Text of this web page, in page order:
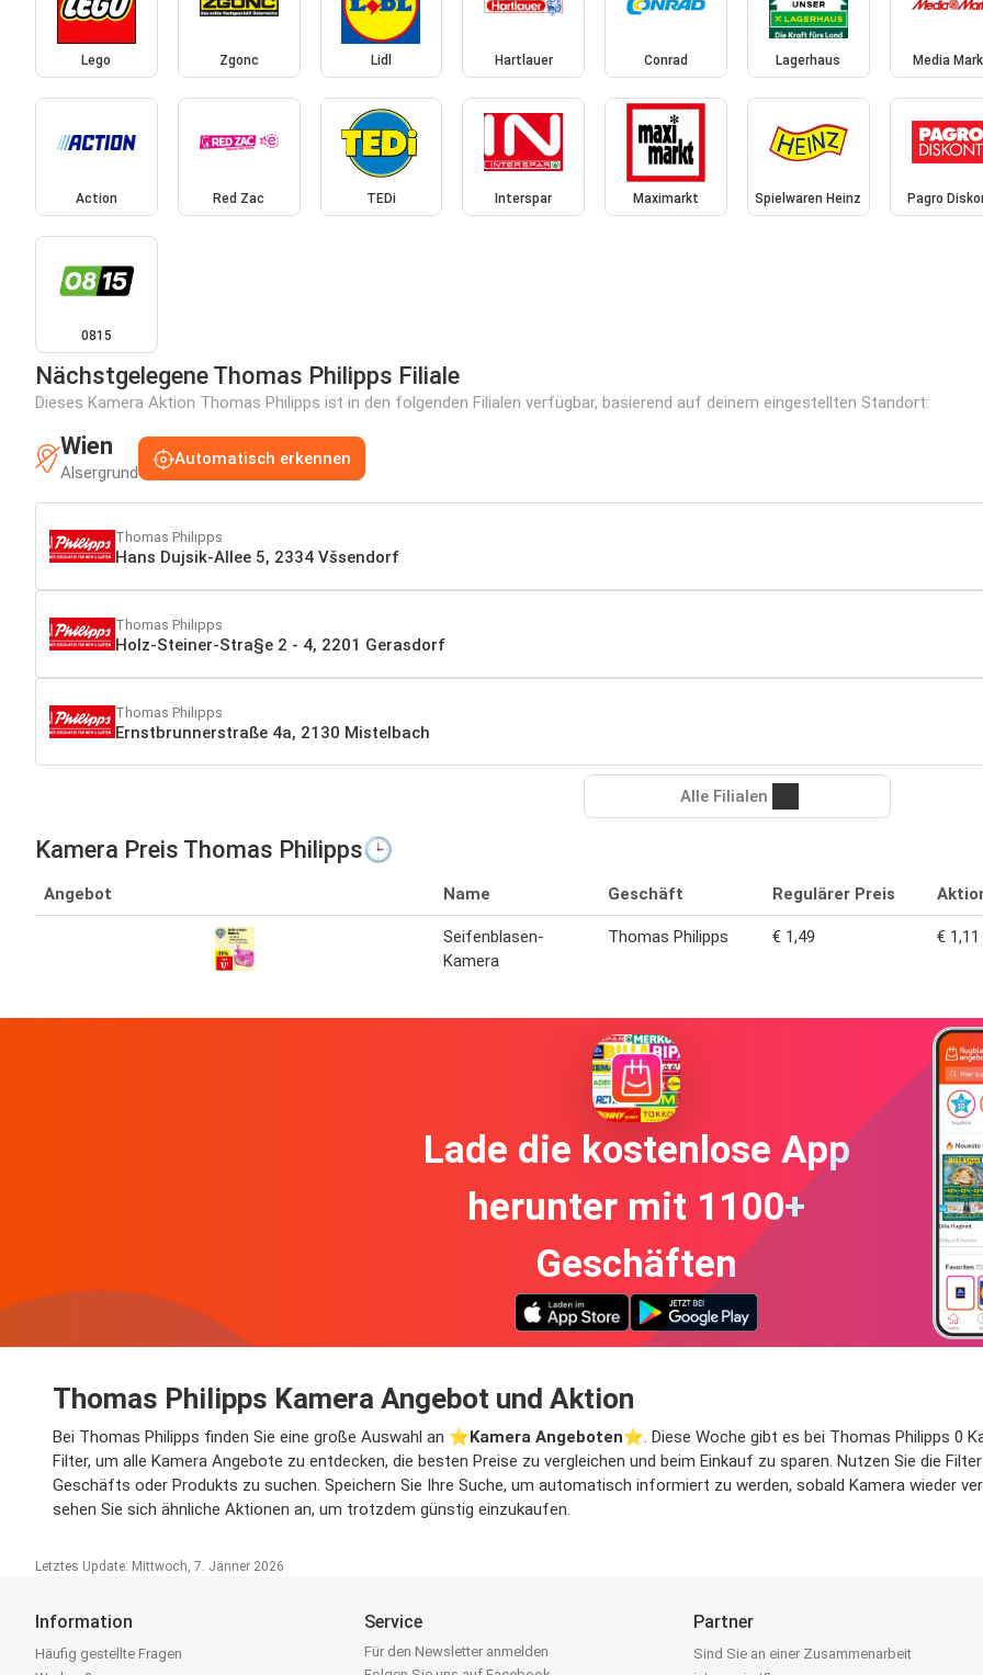
Lego Zgonc Lidl Hartlauer Conrad Lagerhaus Media
Action Red Zac TEDi Interspar Maximarkt Spielwaren Heinz Pagro
0815
Nächstgelegene Thomas Philipps Filiale
Dieses Kamera Aktion Thomas Philipps ist in den folgenden Filialen verfügbar, basierend auf deinem eingestellten Standort:
Wien
Alsergrund
Automatisch erkennen
Thomas Philipps
Hans Dujsik-Allee 5, 2334 Všsendorf
Thomas Philipps
Holz-Steiner-Stra§e 2 - 4, 2201 Gerasdorf
Thomas Philipps
Ernstbrunnerstraße 4a, 2130 Mistelbach
Alle Filialen
Kamera Preis Thomas Philipps🕒
Angebot Name Geschäft Regulärer Preis
Seifenblasen-
Kamera
Thomas Philipps € 1,49 € 1,11
Lade die kostenlose App
herunter mit 1100+
Geschäften
Thomas Philipps Kamera Angebot und Aktion
Bei Thomas Philipps finden Sie eine große Auswahl an ⭐️Kamera Angeboten⭐️. Diese Woche gibt es bei Thomas Philipps 0
Filter, um alle Kamera Angebote zu entdecken, die besten Preise zu vergleichen und beim Einkauf zu sparen. Nutzen Sie die
Geschäfts oder Produkts zu suchen. Speichern Sie Ihre Suche, um automatisch informiert zu werden, sobald Kamera wieder
sehen Sie sich ähnliche Aktionen an, um trotzdem günstig einzukaufen.
Letztes Update: Mittwoch, 7. Jänner 2026
Information
Häufig gestellte Fragen
Service
Für den Newsletter anmelden
Partner
Sind Sie an einer Zusammenarbeit